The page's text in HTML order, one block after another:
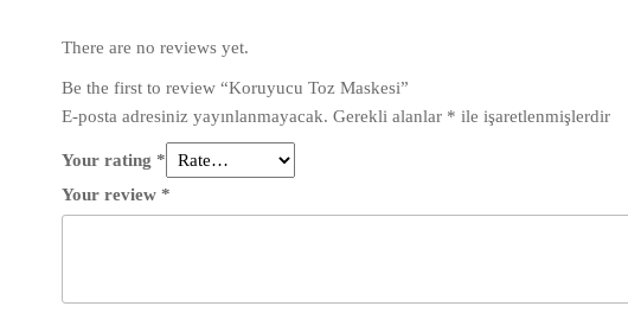
There are no reviews yet.
Be the first to review “Koruyucu Toz Maskesi”
E-posta adresiniz yayınlanmayacak. Gerekli alanlar * ile işaretlenmişlerdir
Your rating *
Your review *